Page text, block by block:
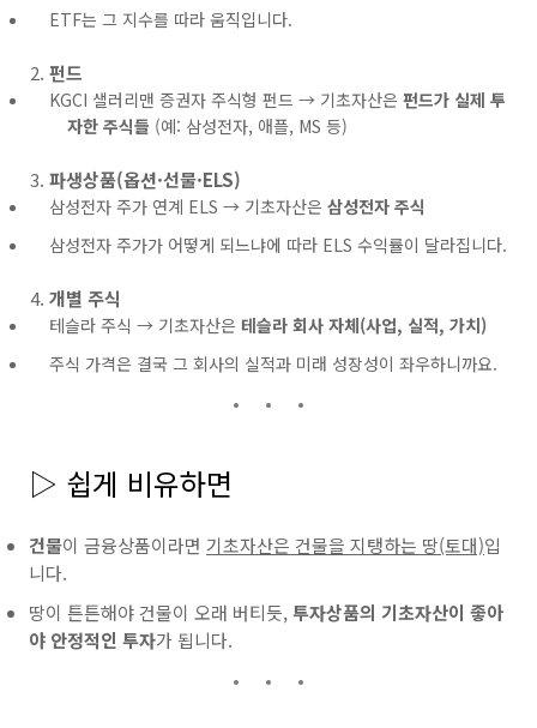
ETF는 그 지수를 따라 움직입니다.
펀드
KGCI 샐러리맨 증권자 주식형 펀드 → 기초자산은 펀드가 실제 투
자한 주식들 (예: 삼성전자, 애플, MS 등)
파생상품(옵션·선물·ELS)
삼성전자 주가 연계 ELS → 기초자산은 삼성전자 주식
삼성전자 주가가 어떻게 되느냐에 따라 ELS 수익률이 달라집니다.
개별 주식
테슬라 주식 → 기초자산은 테슬라 회사 자체(사업, 실적, 가치)
주식 가격은 결국 그 회사의 실적과 미래 성장성이 좌우하니까요.
▷ 쉽게 비유하면
건물이 금융상품이라면 기초자산은 건물을 지탱하는 땅(토대)입
니다.
땅이 튼튼해야 건물이 오래 버티듯, 투자상품의 기초자산이 좋아
야 안정적인 투자가 됩니다.